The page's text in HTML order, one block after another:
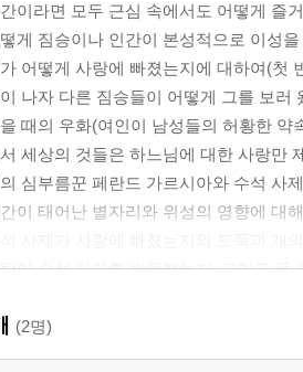
이라면 모두 근심 속에서도 어떻게 즐
게 짐승이나 인간이 본성적으로 이성
어떻게 사랑에 빠졌는지에 대하여(첫
나자 다른 짐승들이 어떻게 그를 보러
때의 우화(여인이 남성들의 허황한
세상의 것들은 하느님에 대한 사랑만
심부름꾼 페란드 가르시아와 수석 사
이 태어난 별자리와 위성의 영향에 대
이 수석 사제를 방문했는지, 그리고 둘
왕을 청했던 개구리들에 관한 우화
의 죄악에 대해 말하다
(2명)